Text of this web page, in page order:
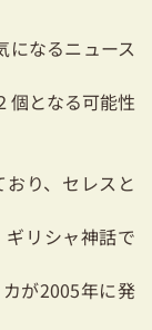
になるニュース
個となる可能性
り、セレスと
リシャ神話で
が2005年に発